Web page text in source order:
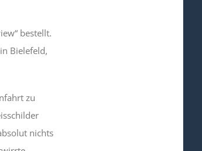
bestellt.
Bielefeld,
zu
nichts